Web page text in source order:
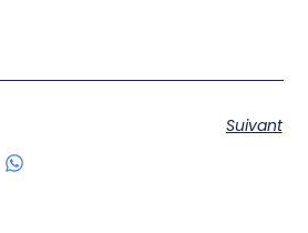
Suivant